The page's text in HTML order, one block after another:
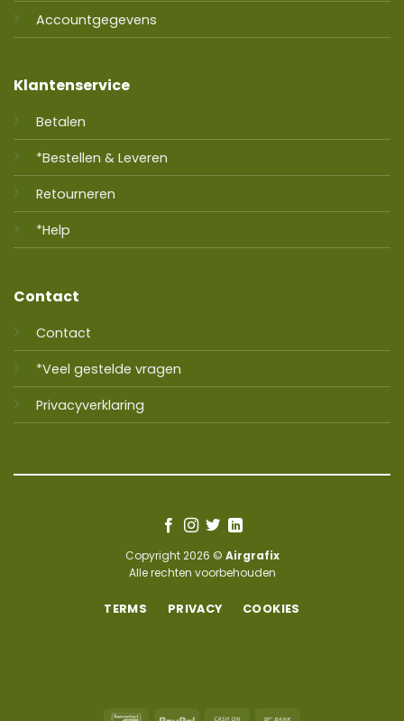
Accountgegevens
Klantenservice
Betalen
*Bestellen & Leveren
Retourneren
*Help
Contact
Contact
*Veel gestelde vragen
Privacyverklaring
Copyright 2026 © Airgrafix
Alle rechten voorbehouden
TERMS PRIVACY COOKIES